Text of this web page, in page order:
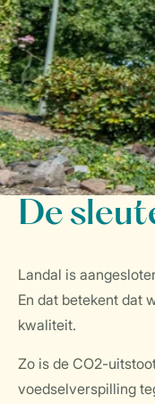
De
Landal is
En dat betekent dat
kwaliteit.
Zo is de CO2-
voedselverspilling